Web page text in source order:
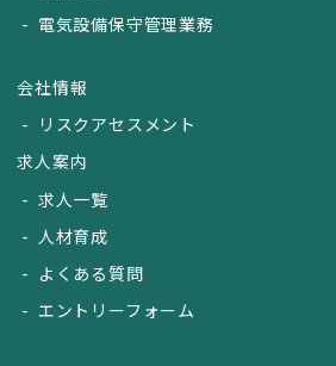
電気設備保守管理業務
会社情報
リスクアセスメント
求人案内
求人一覧
人材育成
よくある質問
エントリーフォーム